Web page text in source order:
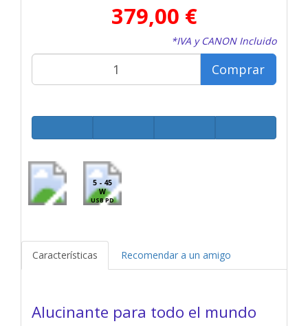
379,00 €
*IVA y CANON Incluido
Comprar
5 - 45
W
USB PD
Características Recomendar a un amigo
Alucinante para todo el mundo